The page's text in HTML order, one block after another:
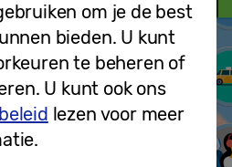
om je de best
bieden. U kunt
te beheren of
U kunt ook ons
lezen voor meer